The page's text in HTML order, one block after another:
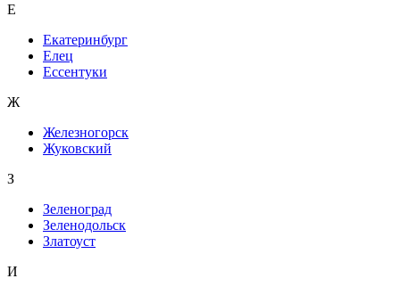
Е
Екатеринбург
Елец
Ессентуки
Ж
Железногорск
Жуковский
З
Зеленоград
Зеленодольск
Златоуст
И